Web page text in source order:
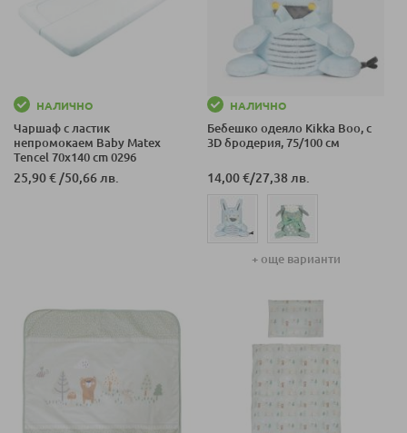
НАЛИЧНО
Чаршаф с ластик
непромокаем Baby Matex
Tencel 70x140 cm 0296
25,90 € /50,66 лв.
НАЛИЧНО
Бебешко одеяло Kikka Boo, с
3D бродерия, 75/100 см
14,00 €/27,38 лв.
+ още варианти